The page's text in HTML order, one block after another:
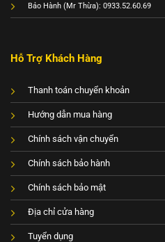
Bảo Hành (Mr Thừa): 0933.52.60.69
Hỗ Trợ Khách Hàng
Thanh toán chuyển khoản
Hướng dẫn mua hàng
Chính sách vận chuyển
Chính sách bảo hành
Chính sách bảo mật
Địa chỉ cửa hàng
Tuyển dụng